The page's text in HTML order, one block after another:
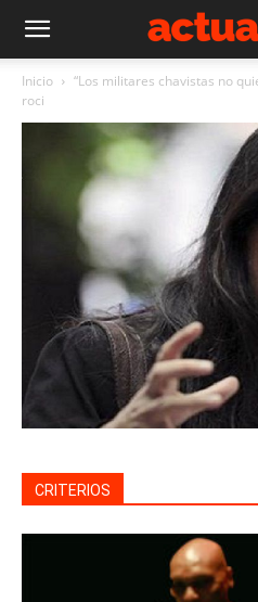
Inicio
“Los militares chavistas no
roci
CRITERIOS